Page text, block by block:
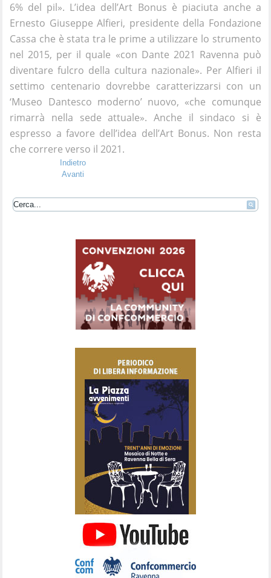
6% del pil». L’idea dell’Art Bonus è piaciuta anche a
Ernesto Giuseppe Alfieri, presidente della Fondazione
Cassa che è stata tra le prime a utilizzare lo strumento
nel 2015, per il quale «con Dante 2021 Ravenna può
diventare fulcro della cultura nazionale». Per Alfieri il
settimo centenario dovrebbe caratterizzarsi con un
‘Museo Dantesco moderno’ nuovo, «che comunque
rimarrà nella sede attuale». Anche il sindaco si è
espresso a favore dell’idea dell’Art Bonus. Non resta
che correre verso il 2021.
Indietro
Avanti